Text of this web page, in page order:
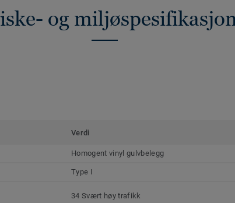
og
Verdi
Homogent vinyl gulvbelegg
Type I
34 Svært høy trafikk